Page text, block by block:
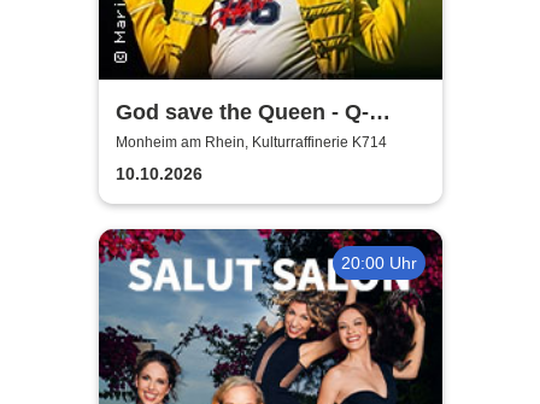
God save the Queen - Q-
Revival Band
Monheim am Rhein, Kulturraffinerie K714
10.10.2026
20:00 Uhr